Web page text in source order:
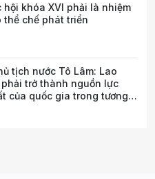
hội khóa XVI phải là nhiệm
thể chế phát triển
tịch nước Tô Lâm: Lao
trở thành nguồn lực
của quốc gia trong tương